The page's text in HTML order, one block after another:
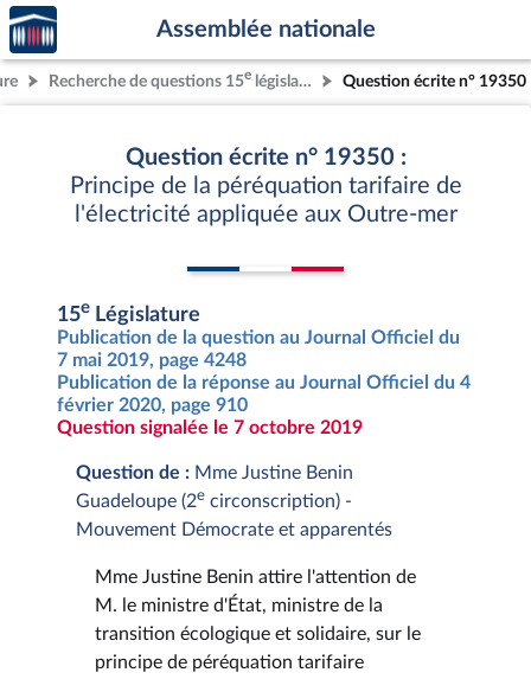
Aller au contenu
Aller en bas de la page
Accèder
à la
page
d'accueil
Assemblée nationale
Recherche de questions 15e législature Question écrite n° 19350
Question écrite n° 19350 :
Principe de la péréquation tarifaire de
l'électricité appliquée aux Outre-mer
15e Législature
Publication de la question au Journal Officiel du
7 mai 2019, page 4248
Publication de la réponse au Journal Officiel du 4
février 2020, page 910
Question signalée le 7 octobre 2019
Question de : Mme Justine Benin
Guadeloupe (2e circonscription) -
Mouvement Démocrate et apparentés
Mme Justine Benin attire l'attention de
M. le ministre d'État, ministre de la
transition écologique et solidaire, sur le
principe de péréquation tarifaire